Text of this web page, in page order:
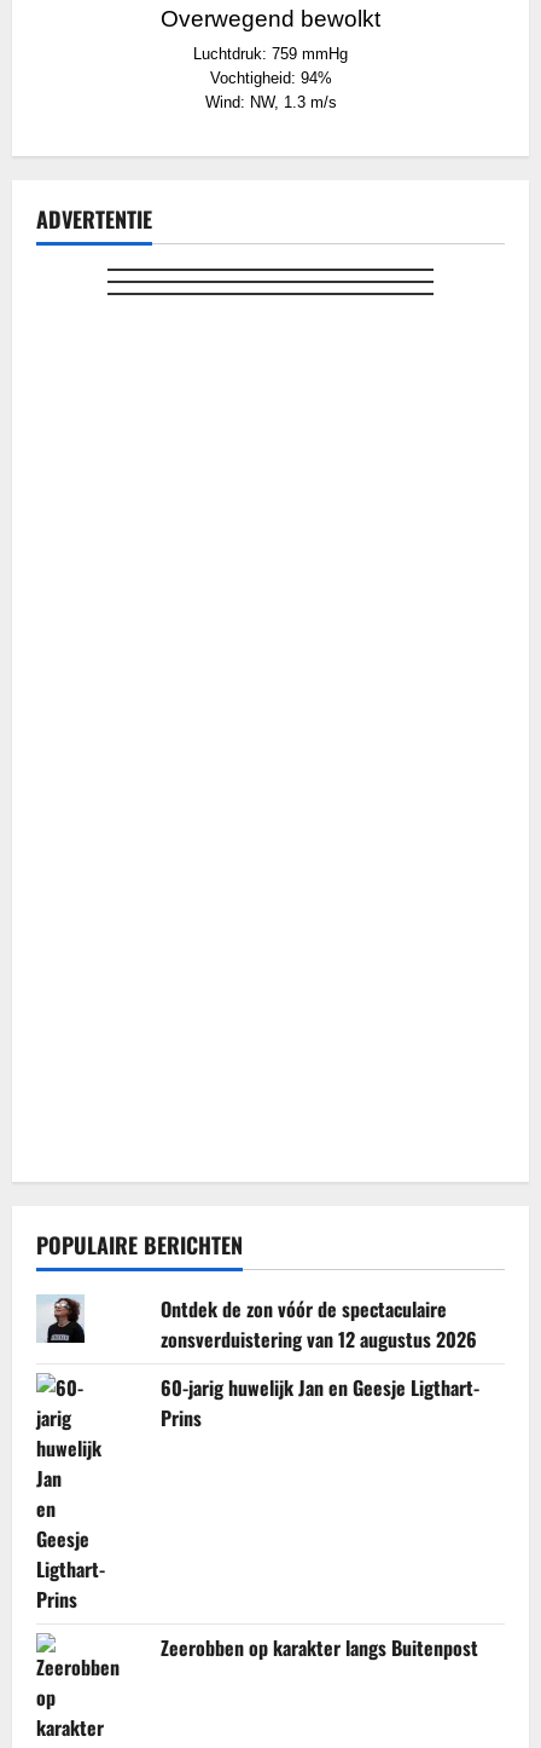
Overwegend bewolkt
Luchtdruk: 759 mmHg
Vochtigheid: 94%
Wind: NW, 1.3 m/s
ADVERTENTIE
POPULAIRE BERICHTEN
Ontdek de zon vóór de spectaculaire
zonsverduistering van 12 augustus 2026
60-jarig huwelijk Jan en Geesje Ligthart-
Prins
Zeerobben op karakter langs Buitenpost